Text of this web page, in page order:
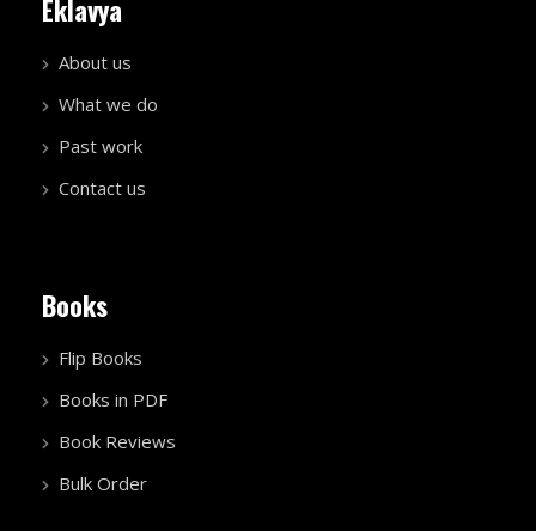
Eklavya
About us
What we do
Past work
Contact us
Books
Flip Books
Books in PDF
Book Reviews
Bulk Order